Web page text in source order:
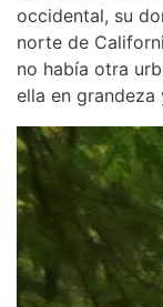
occidental, su
norte de
no había otra
ella en grandeza